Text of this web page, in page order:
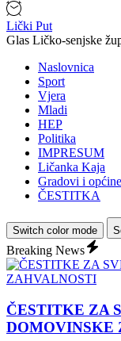
Lički Put
Glas Ličko-senjske
Naslovnica
Sport
Vjera
Mladi
HEP
Politika
IMPRESUM
Ličanka Kaja
Gradovi i općine
ČESTITKA
Switch color mode
Breaking News
ČESTITKE ZA
DOMOVINSKE